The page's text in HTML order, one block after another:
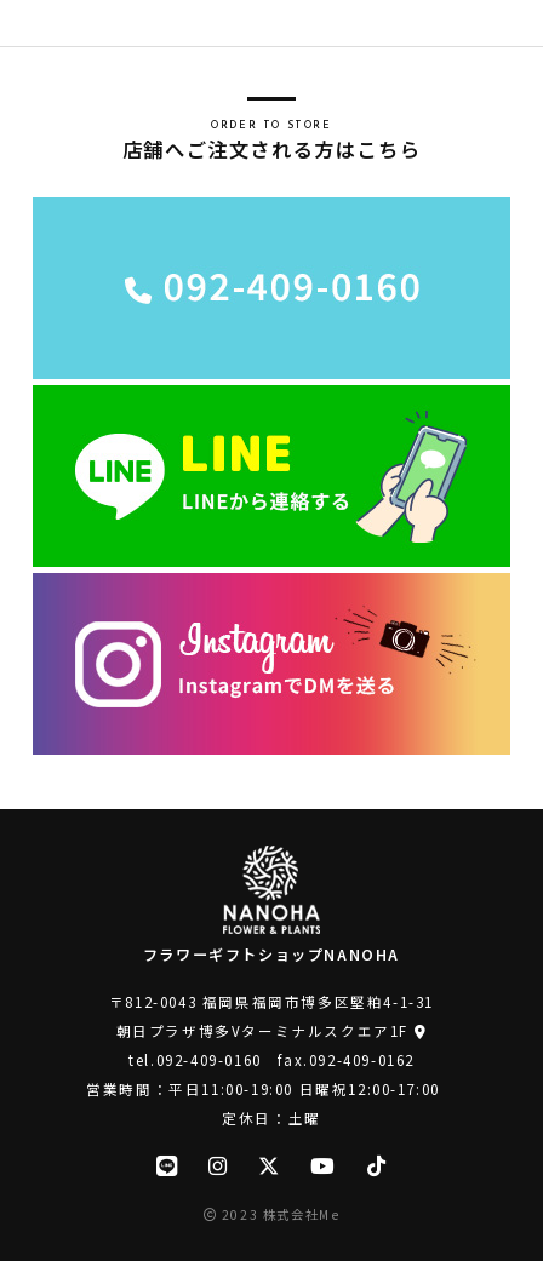
ORDER TO STORE
店舗へご注文される方はこちら
フラワーギフトショップNANOHA
〒812-0043 福岡県福岡市博多区堅粕4-1-31
朝日プラザ博多Vターミナルスクエア1F
tel.092-409-0160
fax.092-409-0162
営業時間：平日11:00-19:00 日曜祝12:00-17:00
定休日：土曜
2023 株式会社Me